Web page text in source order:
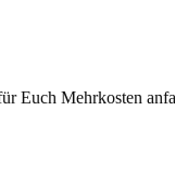
Euch Mehrkosten